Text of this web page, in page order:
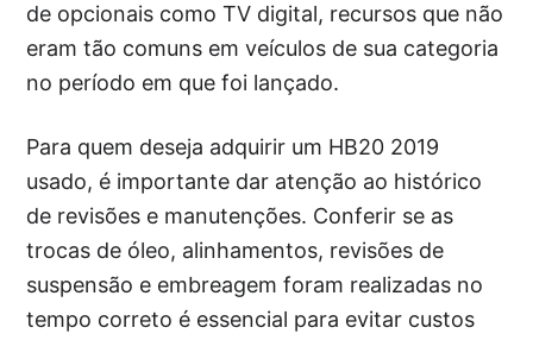
de opcionais como TV digital, recursos que não
eram tão comuns em veículos de sua categoria
no período em que foi lançado.
Para quem deseja adquirir um HB20 2019
usado, é importante dar atenção ao histórico
de revisões e manutenções. Conferir se as
trocas de óleo, alinhamentos, revisões de
suspensão e embreagem foram realizadas no
tempo correto é essencial para evitar custos